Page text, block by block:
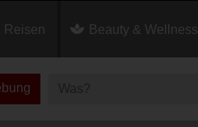
Reisen Beauty & Wellness